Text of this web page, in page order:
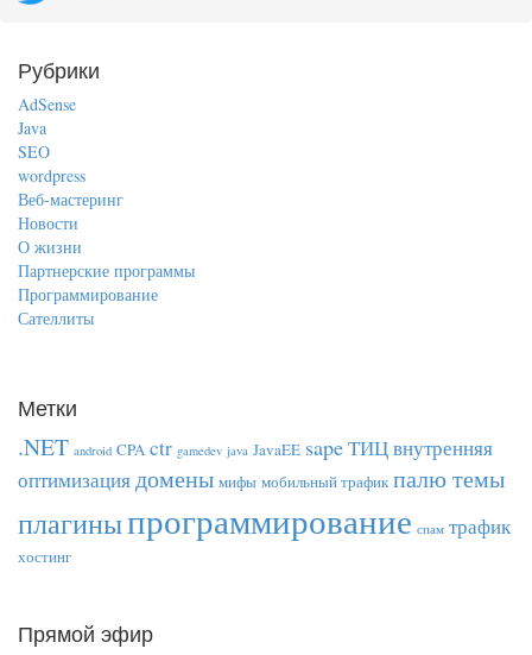
Рубрики
AdSense
Java
SEO
wordpress
Веб-мастеринг
Новости
О жизни
Партнерские программы
Программирование
Сателлиты
Метки
.NET android CPA ctr gamedev java JavaEE sapeТИЦвнутренняя
оптимизациядомены мифы мобильный трафик палю темы
плагиныпрограммирование спам трафик
хостинг
Прямой эфир